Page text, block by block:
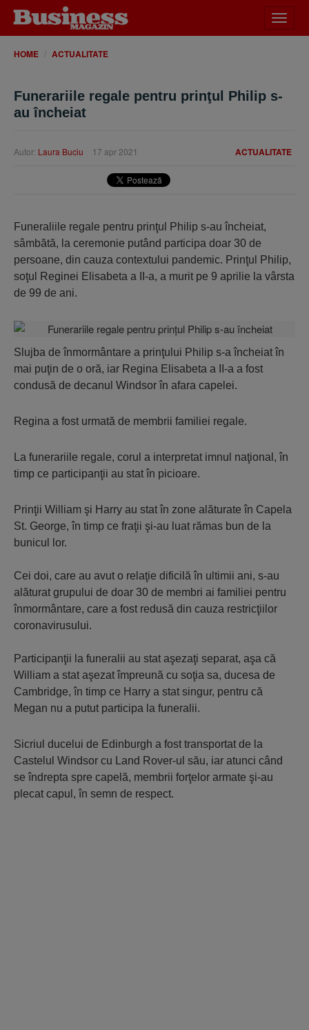
meniu
HOME ACTUALITATE
Funerariile regale pentru prinţul Philip s-
au încheiat
ACTUALITATE
Autor: Laura Buciu 17 apr 2021
Funeraliile regale pentru prinţul Philip s-au încheiat,
sâmbătă, la ceremonie putând participa doar 30 de
persoane, din cauza contextului pandemic. Prinţul Philip,
soţul Reginei Elisabeta a II-a, a murit pe 9 aprilie la vârsta
de 99 de ani.
Slujba de înmormântare a prinţului Philip s-a încheiat în
mai puţin de o oră, iar Regina Elisabeta a II-a a fost
condusă de decanul Windsor în afara capelei.
Regina a fost urmată de membrii familiei regale.
La funerariile regale, corul a interpretat imnul naţional, în
timp ce participanţii au stat în picioare.
Prinţii William şi Harry au stat în zone alăturate în Capela
St. George, în timp ce fraţii şi-au luat rămas bun de la
bunicul lor.
Cei doi, care au avut o relaţie dificilă în ultimii ani, s-au
alăturat grupului de doar 30 de membri ai familiei pentru
înmormântare, care a fost redusă din cauza restricţiilor
coronavirusului.
Participanţii la funeralii au stat aşezaţi separat, aşa că
William a stat aşezat împreună cu soţia sa, ducesa de
Cambridge, în timp ce Harry a stat singur, pentru că
Megan nu a putut participa la funeralii.
Sicriul ducelui de Edinburgh a fost transportat de la
Castelul Windsor cu Land Rover-ul său, iar atunci când
se îndrepta spre capelă, membrii forţelor armate şi-au
plecat capul, în semn de respect.